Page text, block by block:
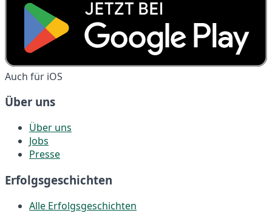
Auch für iOS
Über uns
Über uns
Jobs
Presse
Erfolgsgeschichten
Alle Erfolgsgeschichten